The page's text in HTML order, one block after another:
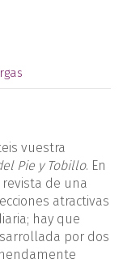
vuestra
Pie y Tobillo. En
de una
atractivas
hay que
por dos